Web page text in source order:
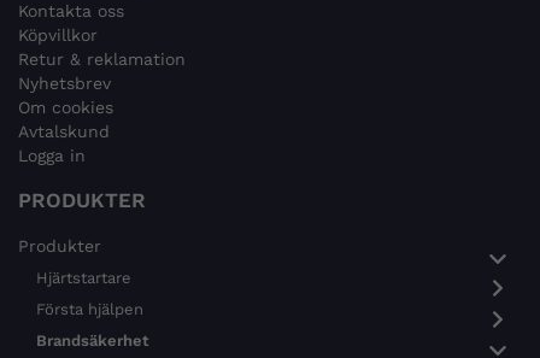
Kontakta oss
Köpvillkor
Retur & reklamation
Nyhetsbrev
Om cookies
Avtalskund
Logga in
PRODUKTER
Produkter
Hjärtstartare
Första hjälpen
Brandsäkerhet